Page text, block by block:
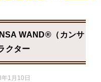
WAND®（カンサワ
クター
1月10日